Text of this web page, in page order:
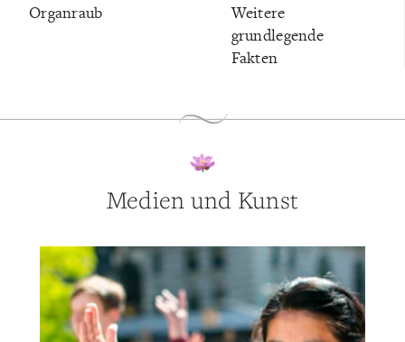
Organraub
Weitere
grundlegende
Fakten
Medien und Kunst